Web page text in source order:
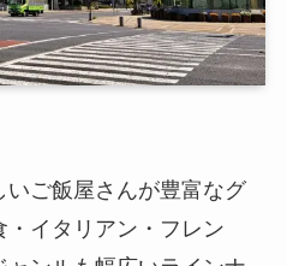
ご飯屋さんが豊富なグ
イタリアン・フレン